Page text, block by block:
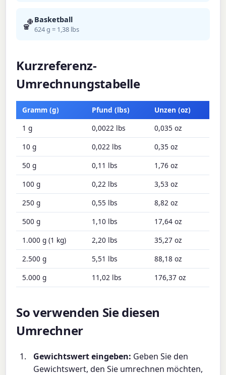
🏀 Basketball
624 g = 1,38 lbs
Kurzreferenz-
Umrechnungstabelle
Gramm (g) Pfund (lbs)
Unzen (oz)
1 g
0,0022 lbs
0,035 oz
10 g
0,022 lbs
0,35 oz
50 g
0,11 lbs
1,76 oz
100 g
0,22 lbs
3,53 oz
250 g
0,55 lbs
8,82 oz
500 g
1,10 lbs
17,64 oz
1.000 g (1 kg)
2,20 lbs
35,27 oz
2.500 g
5,51 lbs
88,18 oz
5.000 g
11,02 lbs 176,37 oz
So verwenden Sie diesen
Umrechner
Gewichtswert eingeben: Geben Sie den
Gewichtswert, den Sie umrechnen möchten,